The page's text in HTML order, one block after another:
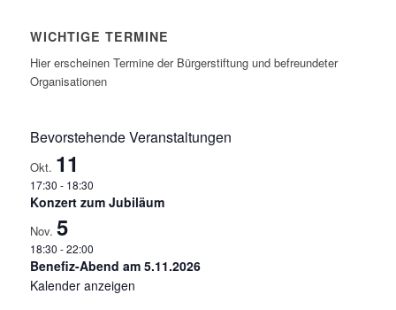
WICHTIGE TERMINE
Hier erscheinen Termine der Bürgerstiftung und befreundeter
Organisationen
Bevorstehende Veranstaltungen
Okt. 11
17:30 - 18:30
Konzert zum Jubiläum
Nov. 5
18:30 -22:00
Benefiz-Abend am 5.11.2026
Kalender anzeigen